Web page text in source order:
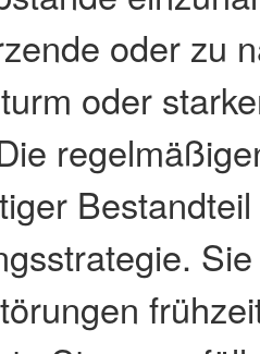
oder zu
oder